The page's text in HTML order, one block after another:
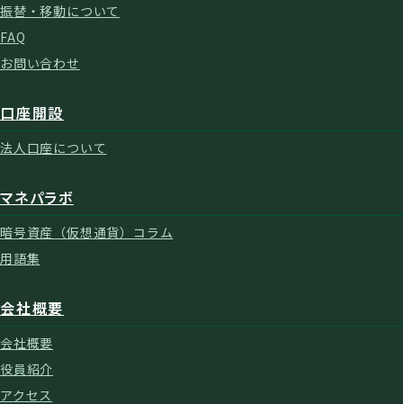
振替・移動について
FAQ
お問い合わせ
口座開設
法人口座について
マネパラボ
暗号資産（仮想通貨）コラム
用語集
会社概要
会社概要
役員紹介
アクセス